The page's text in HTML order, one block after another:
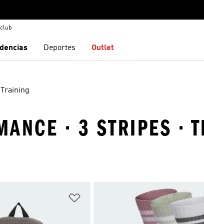
Deportes Outlet
Training
· 3 STRIPES ·
Añadir a la lista de deseos